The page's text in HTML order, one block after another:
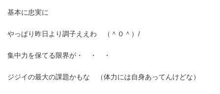
基本に忠実に
やっぱり昨日より調子ええわ （＾０＾）/
集中力を保てる限界が・ ・ ・
ジジイの最大の課題かもな （体力には自身あってんけどな）